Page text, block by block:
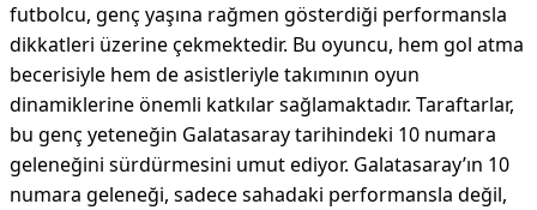
futbolcu, genç yaşına rağmen gösterdiği performansla
dikkatleri üzerine çekmektedir. Bu oyuncu, hem gol atma
becerisiyle hem de asistleriyle takımının oyun
dinamiklerine önemli katkılar sağlamaktadır. Taraftarlar,
bu genç yeteneğin Galatasaray tarihindeki 10 numara
geleneğini sürdürmesini umut ediyor. Galatasaray’ın 10
numara geleneği, sadece sahadaki performansla değil,